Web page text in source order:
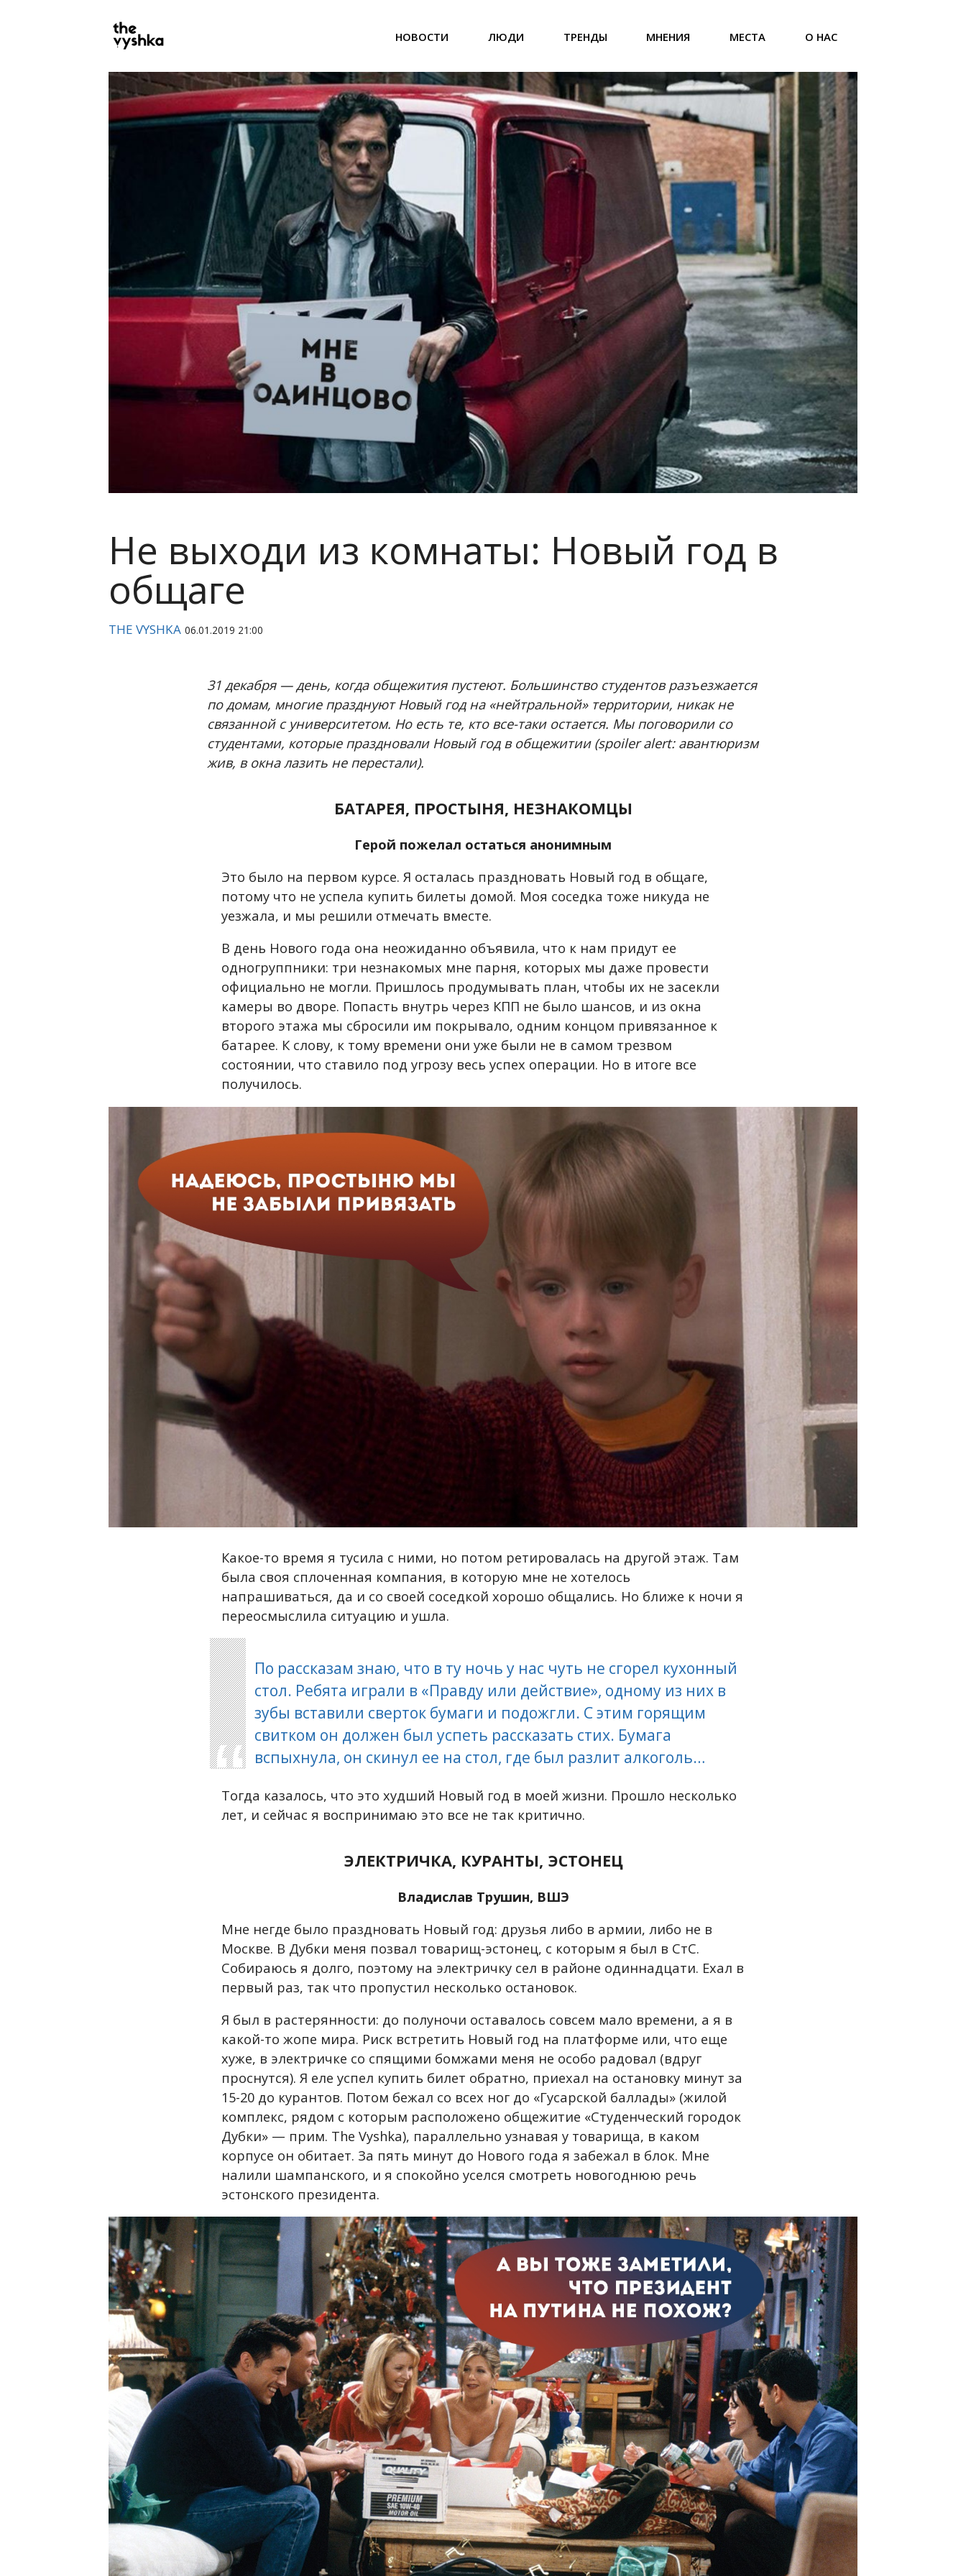
PRIMARY
NAVIGATION НОВОСТИ ЛЮДИ ТРЕНДЫ МНЕНИЯ МЕСТА О НАС
Не выходи из комнаты: Новый год в
общаге
THE VYSHKA 06.01.2019 21:00
31 декабря — день, когда общежития пустеют. Большинство студентов разъезжается
по домам, многие празднуют Новый год на «нейтральной» территории, никак не
связанной с университетом. Но есть те, кто все-таки остается. Мы поговорили со
студентами, которые праздновали Новый год в общежитии (spoiler alert: авантюризм
жив, в окна лазить не перестали).
БАТАРЕЯ, ПРОСТЫНЯ, НЕЗНАКОМЦЫ
Герой пожелал остаться анонимным
Это было на первом курсе. Я осталась праздновать Новый год в общаге,
потому что не успела купить билеты домой. Моя соседка тоже никуда не
уезжала, и мы решили отмечать вместе.
В день Нового года она неожиданно объявила, что к нам придут ее
одногруппники: три незнакомых мне парня, которых мы даже провести
официально не могли. Пришлось продумывать план, чтобы их не засекли
камеры во дворе. Попасть внутрь через КПП не было шансов, и из окна
второго этажа мы сбросили им покрывало, одним концом привязанное к
батарее. К слову, к тому времени они уже были не в самом трезвом
состоянии, что ставило под угрозу весь успех операции. Но в итоге все
получилось.
Какое-то время я тусила с ними, но потом ретировалась на другой этаж. Там
была своя сплоченная компания, в которую мне не хотелось
напрашиваться, да и со своей соседкой хорошо общались. Но ближе к ночи я
переосмыслила ситуацию и ушла.
По рассказам знаю, что в ту ночь у нас чуть не сгорел кухонный
стол. Ребята играли в «Правду или действие», одному из них в
зубы вставили сверток бумаги и подожгли. С этим горящим
свитком он должен был успеть рассказать стих. Бумага
вспыхнула, он скинул ее на стол, где был разлит алкоголь…
Тогда казалось, что это худший Новый год в моей жизни. Прошло несколько
лет, и сейчас я воспринимаю это все не так критично.
ЭЛЕКТРИЧКА, КУРАНТЫ, ЭСТОНЕЦ
Владислав Трушин, ВШЭ
Мне негде было праздновать Новый год: друзья либо в армии, либо не в
Москве. В Дубки меня позвал товарищ-эстонец, с которым я был в СтС.
Собираюсь я долго, поэтому на электричку сел в районе одиннадцати. Ехал в
первый раз, так что пропустил несколько остановок.
Я был в растерянности: до полуночи оставалось совсем мало времени, а я в
какой-то жопе мира. Риск встретить Новый год на платформе или, что еще
хуже, в электричке со спящими бомжами меня не особо радовал (вдруг
проснутся). Я еле успел купить билет обратно, приехал на остановку минут за
15-20 до курантов. Потом бежал со всех ног до «Гусарской баллады» (жилой
комплекс, рядом с которым расположено общежитие «Студенческий городок
Дубки» — прим. The Vyshka), параллельно узнавая у товарища, в каком
корпусе он обитает. За пять минут до Нового года я забежал в блок. Мне
налили шампанского, и я спокойно уселся смотреть новогоднюю речь
эстонского президента.